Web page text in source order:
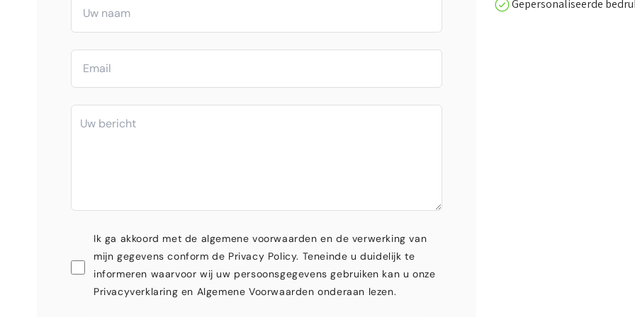
Ik ga akkoord met de algemene voorwaarden en de verwerking van
mijn gegevens conform de Privacy Policy. Teneinde u duidelijk te
informeren waarvoor wij uw persoonsgegevens gebruiken kan u onze
Privacyverklaring en Algemene Voorwaarden onderaan lezen.
Gepersonaliseerde